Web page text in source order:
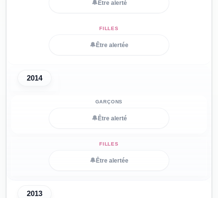
🔔 Être alerté
🔔 Être alertée
2014
🔔 Être alerté
🔔 Être alertée
2013